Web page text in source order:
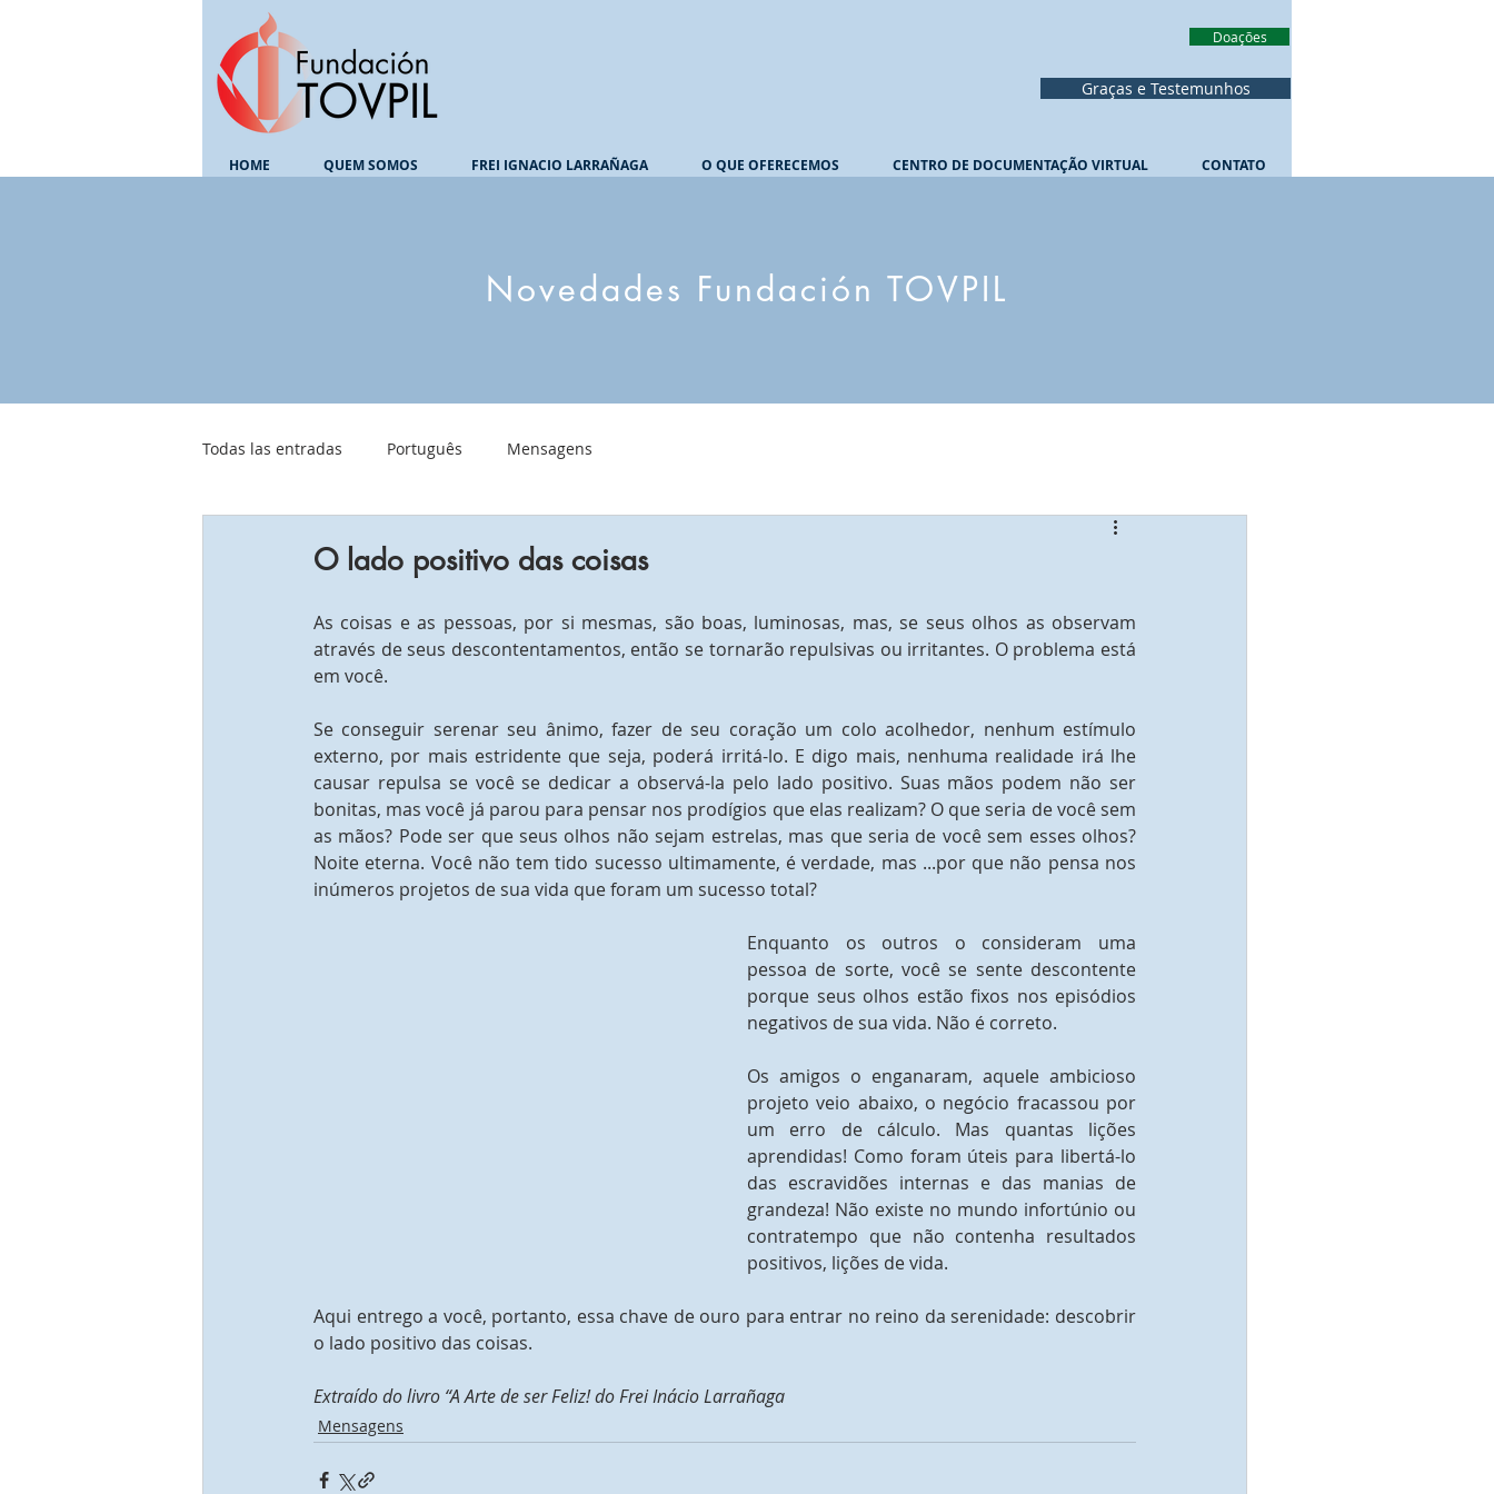
Doações
Graças e Testemunhos
HOME QUEM SOMOS FREI IGNACIO LARRAÑAGA O QUE OFERECEMOS CENTRO DE DOCUMENTAÇÃO VIRTUAL CONTATO
Novedades Fundación TOVPIL
Todas las entradas Português Mensagens
O lado positivo das coisas
As coisas e as pessoas, por si mesmas, são boas, luminosas, mas, se seus olhos as observam
através de seus descontentamentos, então se tornarão repulsivas ou irritantes. O problema está
em você.
Se conseguir serenar seu ânimo, fazer de seu coração um colo acolhedor, nenhum estímulo
externo, por mais estridente que seja, poderá irritá-lo. E digo mais, nenhuma realidade irá lhe
causar repulsa se você se dedicar a observá-la pelo lado positivo. Suas mãos podem não ser
bonitas, mas você já parou para pensar nos prodígios que elas realizam? O que seria de você sem
as mãos? Pode ser que seus olhos não sejam estrelas, mas que seria de você sem esses olhos?
Noite eterna. Você não tem tido sucesso ultimamente, é verdade, mas ...por que não pensa nos
inúmeros projetos de sua vida que foram um sucesso total?
Enquanto os outros o consideram uma
pessoa de sorte, você se sente descontente
porque seus olhos estão fixos nos episódios
negativos de sua vida. Não é correto.
Os amigos o enganaram, aquele ambicioso
projeto veio abaixo, o negócio fracassou por
um erro de cálculo. Mas quantas lições
aprendidas! Como foram úteis para libertá-lo
das escravidões internas e das manias de
grandeza! Não existe no mundo infortúnio ou
contratempo que não contenha resultados
positivos, lições de vida.
Aqui entrego a você, portanto, essa chave de ouro para entrar no reino da serenidade: descobrir
o lado positivo das coisas.
Extraído do livro “A Arte de ser Feliz! do Frei Inácio Larrañaga
Mensagens